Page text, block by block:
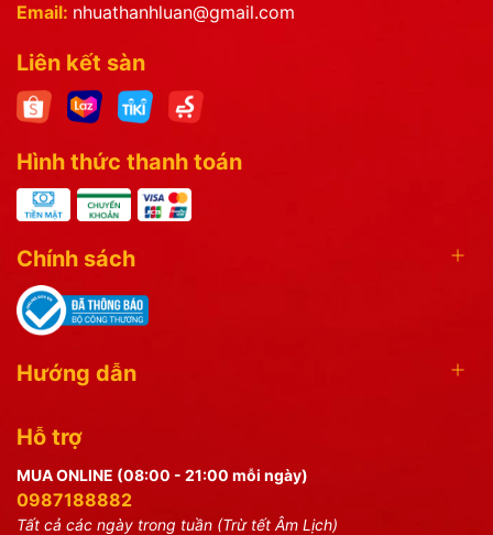
Email: nhuathanhluan@gmail.com
Liên kết sàn
Hình thức thanh toán
Chính sách
Hướng dẫn
Hỗ trợ
MUA ONLINE (08:00 - 21:00 mỗi ngày)
0987188882
Tất cả các ngày trong tuần (Trừ tết Âm Lịch)